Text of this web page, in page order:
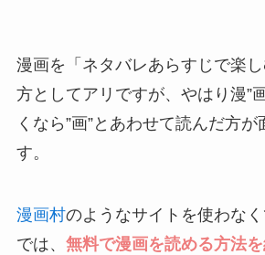
漫画を「ネタバレあらすじで楽
方としてアリですが、やはり漫”
くなら”画”とあわせて読んだ方
す。
漫画村のようなサイトを使わな
では、 無料で漫画を読める方法